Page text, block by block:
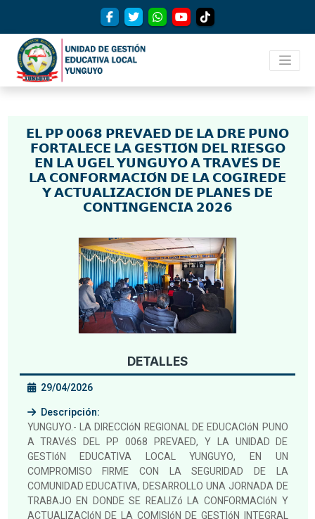
𝗘𝗟 𝗣𝗣 𝟬𝟬𝟲𝟴 𝗣𝗥𝗘𝗩𝗔𝗘𝗗 𝗗𝗘 𝗟𝗔 𝗗𝗥𝗘 𝗣𝗨𝗡𝗢
𝗙𝗢𝗥𝗧𝗔𝗟𝗘𝗖𝗘 𝗟𝗔 𝗚𝗘𝗦𝗧𝗜𝗢́𝗡 𝗗𝗘𝗟 𝗥𝗜𝗘𝗦𝗚𝗢
𝗘𝗡 𝗟𝗔 𝗨𝗚𝗘𝗟 𝗬𝗨𝗡𝗚𝗨𝗬𝗢 𝗔 𝗧𝗥𝗔𝗩𝗘́𝗦 𝗗𝗘
𝗟𝗔 𝗖𝗢𝗡𝗙𝗢𝗥𝗠𝗔𝗖𝗜𝗢́𝗡 𝗗𝗘 𝗟𝗔 𝗖𝗢𝗚𝗜𝗥𝗘𝗗𝗘
𝗬 𝗔𝗖𝗧𝗨𝗔𝗟𝗜𝗭𝗔𝗖𝗜𝗢́𝗡 𝗗𝗘 𝗣𝗟𝗔𝗡𝗘𝗦 𝗗𝗘
𝗖𝗢𝗡𝗧𝗜𝗡𝗚𝗘𝗡𝗖𝗜𝗔 𝟮𝟬𝟮𝟲
DETALLES
29/04/2026
Descripción:
YUNGUYO.- LA DIRECCIóN REGIONAL DE EDUCACIóN PUNO
A TRAVéS DEL PP 0068 PREVAED, Y LA UNIDAD DE
GESTIóN EDUCATIVA LOCAL YUNGUYO, EN UN
COMPROMISO FIRME CON LA SEGURIDAD DE LA
COMUNIDAD EDUCATIVA, DESARROLLO UNA JORNADA DE
TRABAJO EN DONDE SE REALIZó LA CONFORMACIóN Y